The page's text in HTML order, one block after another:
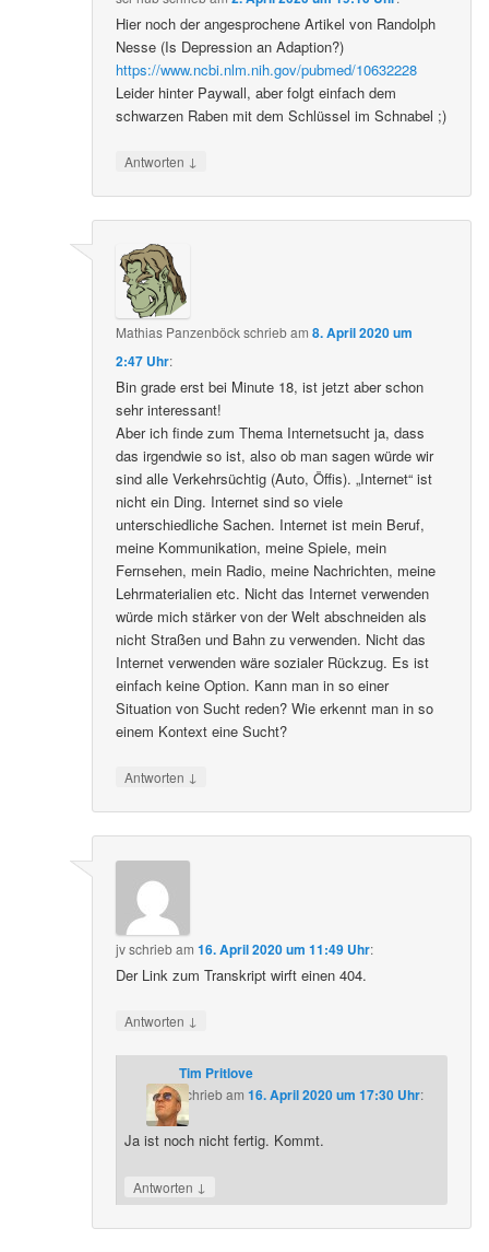
Hier noch der angesprochene Artikel von Randolph
Nesse (Is Depression an Adaption?)
https://www.ncbi.nlm.nih.gov/pubmed/10632228
Leider hinter Paywall, aber folgt einfach dem
schwarzen Raben mit dem Schlüssel im Schnabel ;)
Antworten ↓
Mathias Panzenböckschriebam8. April 2020 um
2:47 Uhr:
Bin grade erst bei Minute 18, ist jetzt aber schon
sehr interessant!
Aber ich finde zum Thema Internetsucht ja, dass
das irgendwie so ist, also ob man sagen würde wir
sind alle Verkehrsüchtig (Auto, Öffis). „Internet“ ist
nicht ein Ding. Internet sind so viele
unterschiedliche Sachen. Internet ist mein Beruf,
meine Kommunikation, meine Spiele, mein
Fernsehen, mein Radio, meine Nachrichten, meine
Lehrmaterialien etc. Nicht das Internet verwenden
würde mich stärker von der Welt abschneiden als
nicht Straßen und Bahn zu verwenden. Nicht das
Internet verwenden wäre sozialer Rückzug. Es ist
einfach keine Option. Kann man in so einer
Situation von Sucht reden? Wie erkennt man in so
einem Kontext eine Sucht?
Antworten ↓
jvschriebam16. April 2020 um 11:49 Uhr:
Der Link zum Transkript wirft einen 404.
Antworten ↓
Tim Pritlove
schriebam 16. April 2020 um 17:30 Uhr:
Ja ist noch nicht fertig. Kommt.
Antworten ↓